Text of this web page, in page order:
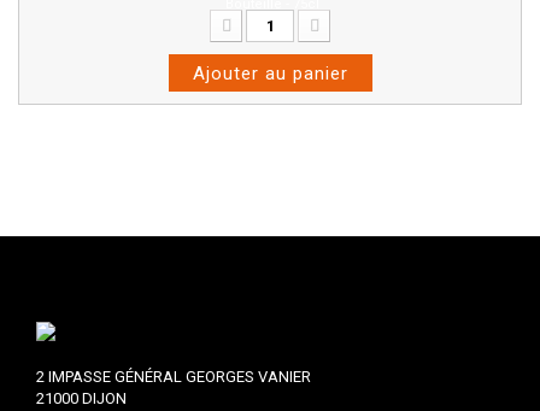
Ajouter au panier
2 IMPASSE GÉNÉRAL GEORGES VANIER
21000 DIJON